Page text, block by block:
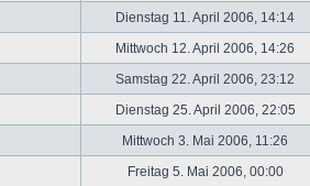
Dienstag 11. April 2006, 14:14
Mittwoch 12. April 2006, 14:26
Samstag 22. April 2006, 23:12
Dienstag 25. April 2006, 22:05
Mittwoch 3. Mai 2006, 11:26
Freitag 5. Mai 2006, 00:00